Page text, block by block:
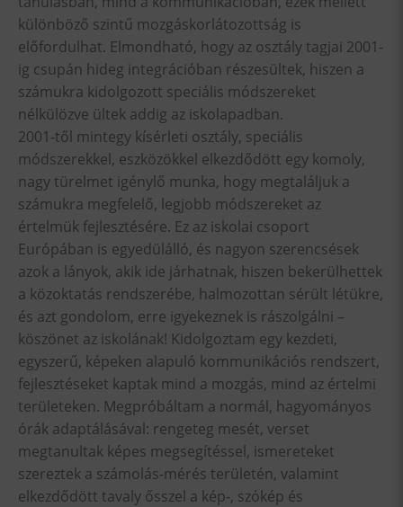
különböző szintű mozgáskorlátozottság is
előfordulhat. Elmondható, hogy az osztály tagjai 2001-
ig csupán hideg integrációban részesültek, hiszen a
számukra kidolgozott speciális módszereket
nélkülözve ültek addig az iskolapadban.
2001-től mintegy kísérleti osztály, speciális
módszerekkel, eszközökkel elkezdődött egy komoly,
nagy türelmet igénylő munka, hogy megtaláljuk a
számukra megfelelő, legjobb módszereket az
értelmük fejlesztésére. Ez az iskolai csoport
Európában is egyedülálló, és nagyon szerencsések
azok a lányok, akik ide járhatnak, hiszen bekerülhettek
a közoktatás rendszerébe, halmozottan sérült létükre,
és azt gondolom, erre igyekeznek is rászolgálni –
köszönet az iskolának! Kidolgoztam egy kezdeti,
egyszerű, képeken alapuló kommunikációs rendszert,
fejlesztéseket kaptak mind a mozgás, mind az értelmi
területeken. Megpróbáltam a normál, hagyományos
órák adaptálásával: rengeteg mesét, verset
megtanultak képes megsegítéssel, ismereteket
szereztek a számolás-mérés területén, valamint
elkezdődött tavaly ősszel a kép-, szókép és